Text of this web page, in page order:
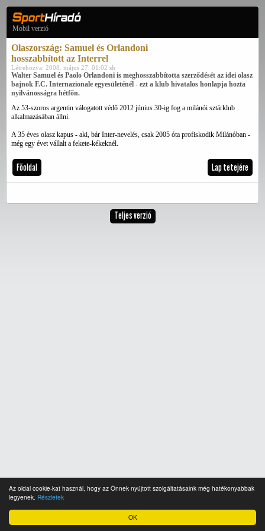
OK
Az oldal cookie-kat használ, hogy az Önnek nyújtott szolgáltatásaink még hatékonyabbak
legyenek. Részletek
Mobil verzió
Olaszország: Samuel és Orlandoni
hosszabbított az Interrel
Létrehozva: 2008. május 27. 01:02 sh
Walter Samuel és Paolo Orlandoni is meghosszabbította szerződését az idei olasz
bajnok F.C. Internazionale egyesületénél - ezt a klub hivatalos honlapja hozta
nyilvánosságra hétfőn.
Az 53-szoros argentin válogatott védő 2012 június 30-ig fog a milánói sztárklub
alkalmazásában állni.
A 35 éves olasz kapus - aki, bár Inter-nevelés, csak 2005 óta profiskodik Milánóban -
még egy évet vállalt a fekete-kékeknél.
Főoldal Lap tetejére
Teljes verzió